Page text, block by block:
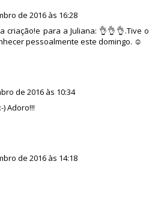
de 2016 às 16:28
criação!e para a Juliana: 👌👌👌.Tive o
pessoalmente este domingo. ☺
de 2016 às 10:34
Adoro!!!
de 2016 às 14:18